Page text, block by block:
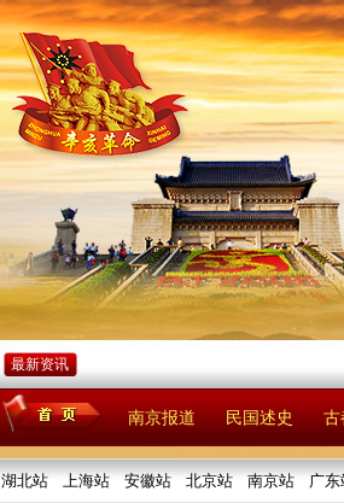
最新资讯 民主
南京报道 民国述史 古
湖北站 上海站 安徽站 北京站 南京站 广东